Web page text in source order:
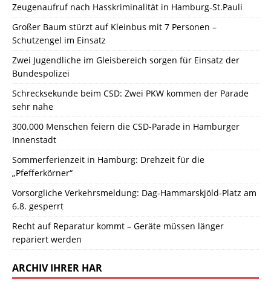
Zeugenaufruf nach Hasskriminalität in Hamburg-St.Pauli
Großer Baum stürzt auf Kleinbus mit 7 Personen –
Schutzengel im Einsatz
Zwei Jugendliche im Gleisbereich sorgen für Einsatz der
Bundespolizei
Schrecksekunde beim CSD: Zwei PKW kommen der Parade
sehr nahe
300.000 Menschen feiern die CSD-Parade in Hamburger
Innenstadt
Sommerferienzeit in Hamburg: Drehzeit für die
„Pfefferkörner“
Vorsorgliche Verkehrsmeldung: Dag-Hammarskjöld-Platz am
6.8. gesperrt
Recht auf Reparatur kommt – Geräte müssen länger
repariert werden
ARCHIV IHRER HAR